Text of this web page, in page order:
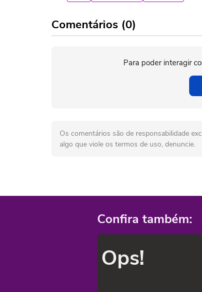
Comentários (0)
Para poder interagir
Os comentários são de responsabilidade
algo que viole os termos de uso, denuncie.
Confira também:
Ops!